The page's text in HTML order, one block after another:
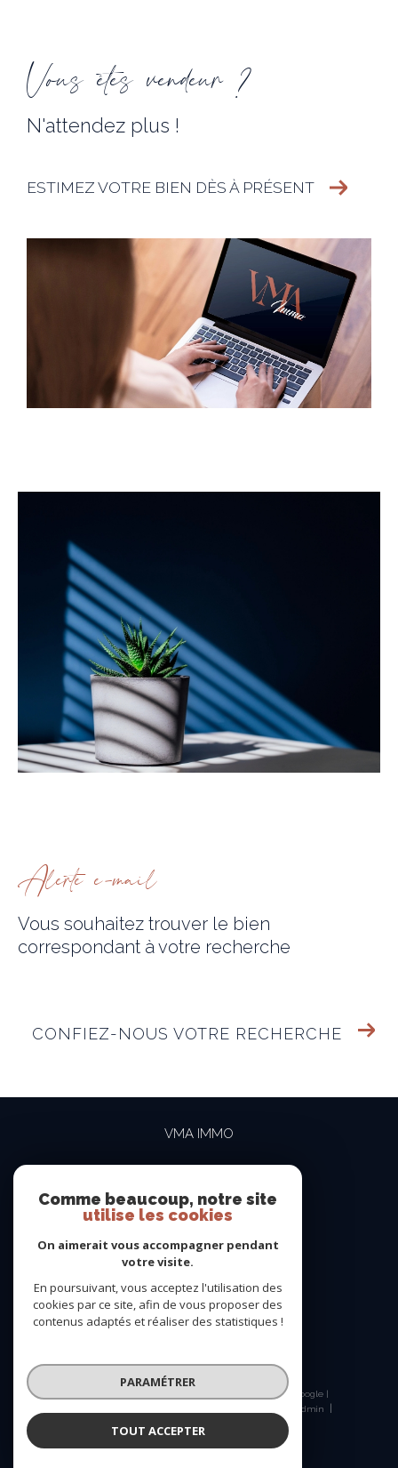
Vous êtes vendeur ?
N'attendez plus !
ESTIMEZ VOTRE BIEN DÈS À PRÉSENT
alerte e-mail
Vous souhaitez trouver le bien
correspondant à votre recherche
CONFIEZ-NOUS VOTRE RECHERCHE
VMA IMMO
contact@vma-immo.com
19 rue des Rosiéristes
NOUS SUIVRE SUR
© 2026 | Tous droits réservés | Traduction powered by Google |
Admin
Nos liens
Politique RGPD
Comme beaucoup, notre site
utilise les cookies
On aimerait vous accompagner pendant
votre visite.
En poursuivant, vous acceptez l'utilisation des
cookies par ce site, afin de vous proposer des
contenus adaptés et réaliser des statistiques !
PARAMÉTRER
TOUT ACCEPTER